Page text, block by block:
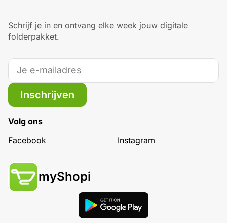
Schrijf je in en ontvang elke week jouw digitale
folderpakket.
Inschrijven
Volg ons
Facebook
Instagram
myShopi